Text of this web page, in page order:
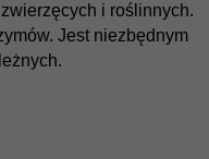
i roślinnych.
Jest niezbędnym